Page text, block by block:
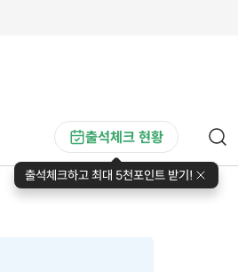
출석체크 현황
출석체크하고 최대 5천포인트 받기!